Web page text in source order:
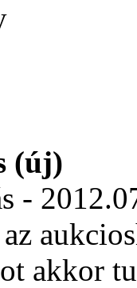
(új)
-
akkor